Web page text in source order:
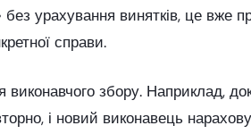
урахування винятків, це вже
справи.
збору. Наприклад,
і новий виконавець